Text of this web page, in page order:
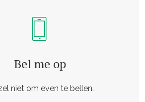
Bel me op
niet om even te bellen.